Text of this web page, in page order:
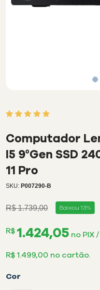
5
avaliação
de
cliente
Computador
I5 9°Gen SSD
11 Pro
SKU: P007290-B
R$ 1.739,00 Baixou 13%
R$ 1.424,05 no PIX
R$ 1.499,00 no cartão.
Cor